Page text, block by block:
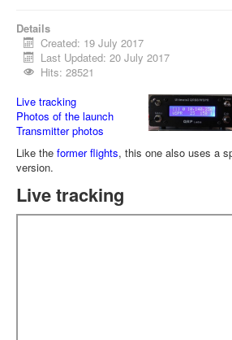
Details
Created: 19 July 2017
Last Updated: 20 July 2017
Hits: 28521
Live tracking
Photos of the launch
Transmitter photos
Like the former flights, this one also uses a
version.
Live tracking